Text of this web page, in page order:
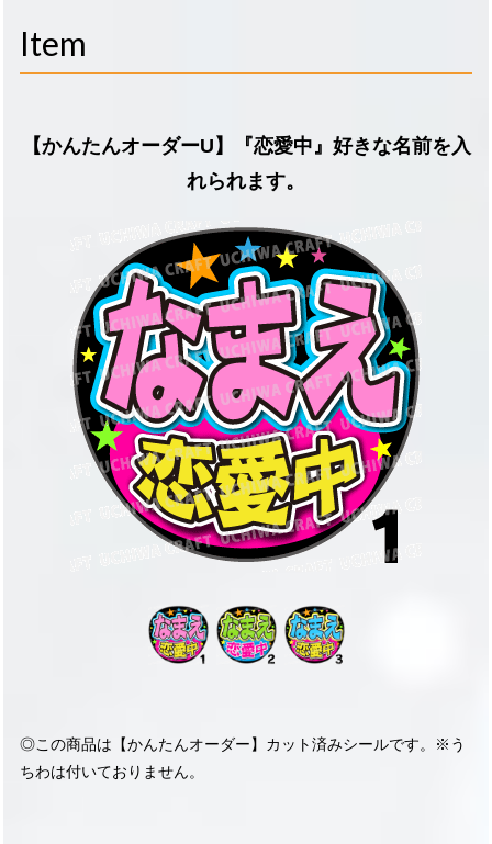
Item
【かんたんオーダーU】『恋愛中』好きな名前を入
れられます。
◎この商品は【かんたんオーダー】カット済みシールです。※う
ちわは付いておりません。